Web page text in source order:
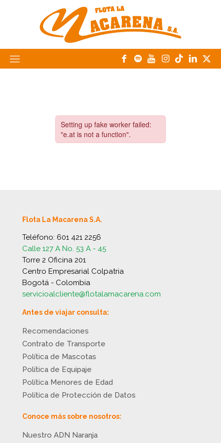
Flota La Macarena S.A.
Teléfono: 601 421 2256
Calle 127 A No. 53 A - 45
Torre 2 Oficina 201
Centro Empresarial Colpatria
Bogotá - Colombia
servicioalcliente@flotalamacarena.com
Antes de viajar consulta:
Recomendaciones
Contrato de Transporte
Política de Mascotas
Política de Equipaje
Política Menores de Edad
Política de Protección de Datos
Conoce más sobre nosotros:
Nuestro ADN Naranja